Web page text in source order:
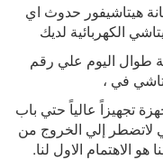
هيتاشيفور حدوث اي
الكهربائية لديك
طوال اليوم علي رقم
في ،
تجهيزاً عالياً حتي باب
لاتضطر إلي الخروج من
الاهتمام الاول لنا.